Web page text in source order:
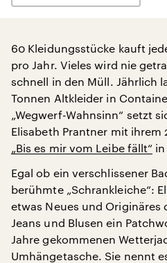
60 Kleidungsstücke kauft
pro Jahr. Vieles wird nie
schnell in den Müll. Jährlich
Tonnen Altkleider in
„Wegwerf-Wahnsinn“ setzt
Elisabeth Prantner mit ihrem
„Bis es mir vom Leibe fällt“
Egal ob ein verschlissener
berühmte „Schrankleiche“:
etwas Neues und Originäres
Jeans und Blusen ein
Jahre gekommenen
Umhängetasche. Sie nennt